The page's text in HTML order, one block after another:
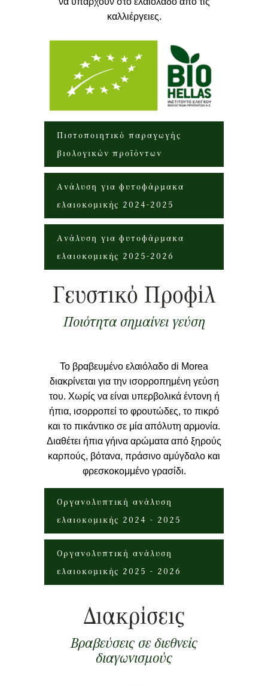
καλλιέργειες.
Πιστοποιητικό παραγωγής
βιολογικών προϊόντων
Ανάλυση για φυτοφάρμακα
ελαιοκομικής 2024-2025
Ανάλυση για φυτοφάρμακα
ελαιοκομικής 2025-2026
Γευστικό Προφίλ
Ποιότητα σημαίνει γεύση
Το βραβευμένο ελαιόλαδο di Morea
διακρίνεται για την ισορροπημένη γεύση
του. Χωρίς να είναι υπερβολικά έντονη ή
ήπια, ισορροπεί το φρουτώδες, το πικρό
και το πικάντικο σε μία απόλυτη αρμονία.
Διαθέτει ήπια γήινα αρώματα από ξηρούς
καρπούς, βότανα, πράσινο αμύγδαλο και
φρεσκοκομμένο γρασίδι.
Οργανολυπτική ανάλυση
ελαιοκομικής 2024 - 2025
Οργανολυπτική ανάλυση
ελαιοκομικής 2025 - 2026
Διακρίσεις
Βραβεύσεις σε διεθνείς
διαγωνισμούς